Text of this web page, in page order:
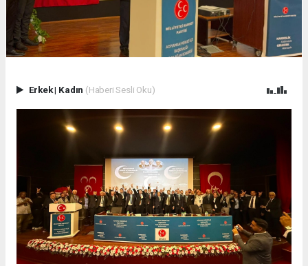
Erkek| Kadın (Haberi Sesli Oku)